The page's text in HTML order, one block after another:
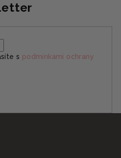
s podmínkami ochrany